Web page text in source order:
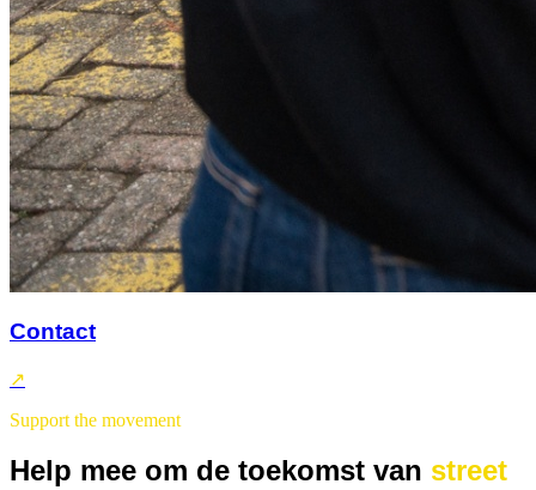
Contact
↗
Support the movement
Help mee om de toekomst van street